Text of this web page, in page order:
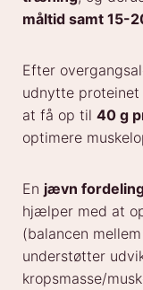
måltid samt 15-
Efter
udnytte
at få op til 40 g
optimere
En jævn
hjælper med at
(balancen
understøtter
kropsmasse/